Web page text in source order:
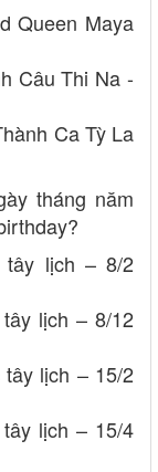
Queen Maya
Câu Thi Na -
Ca Tỳ La
tháng năm
tây lịch – 8/2
lịch – 8/12
lịch – 15/2
lịch – 15/4